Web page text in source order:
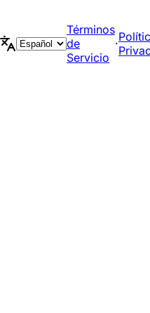
Términos
de
Servicio
·